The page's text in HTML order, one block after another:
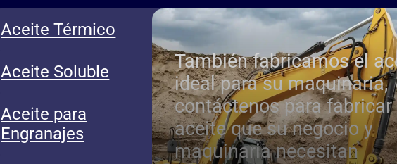
Aceite Térmico
Aceite Soluble
Aceite para
Engranajes
También fabricamos el
ideal para su maquinaria,
contáctenos para fabricar
aceite que su negocio y
maquinaria necesitan